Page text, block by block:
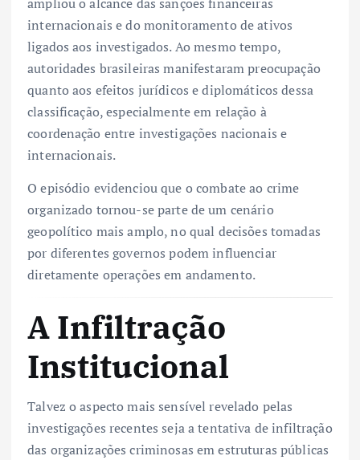
internacionais e do monitoramento de ativos
ligados aos investigados. Ao mesmo tempo,
autoridades brasileiras manifestaram preocupação
quanto aos efeitos jurídicos e diplomáticos dessa
classificação, especialmente em relação à
coordenação entre investigações nacionais e
internacionais.
O episódio evidenciou que o combate ao crime
organizado tornou-se parte de um cenário
geopolítico mais amplo, no qual decisões tomadas
por diferentes governos podem influenciar
diretamente operações em andamento.
A Infiltração
Institucional
Talvez o aspecto mais sensível revelado pelas
investigações recentes seja a tentativa de infiltração
das organizações criminosas em estruturas públicas